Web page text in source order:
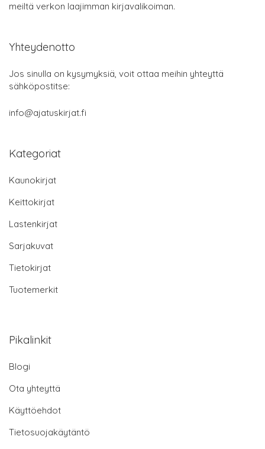
meiltä verkon laajimman kirjavalikoiman.
Yhteydenotto
Jos sinulla on kysymyksiä, voit ottaa meihin yhteyttä
sähköpostitse:
info@ajatuskirjat.fi
Kategoriat
Kaunokirjat
Keittokirjat
Lastenkirjat
Sarjakuvat
Tietokirjat
Tuotemerkit
Pikalinkit
Blogi
Ota yhteyttä
Käyttöehdot
Tietosuojakäytäntö